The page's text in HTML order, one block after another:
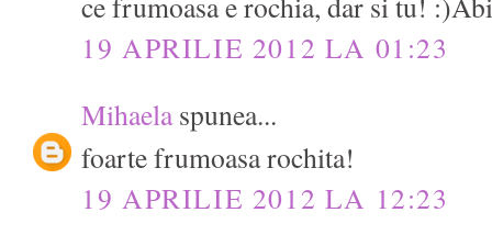
19 APRILIE 2012 LA 01:23
Mihaelaspunea...
foarte frumoasa rochita!
19 APRILIE 2012 LA 12:23